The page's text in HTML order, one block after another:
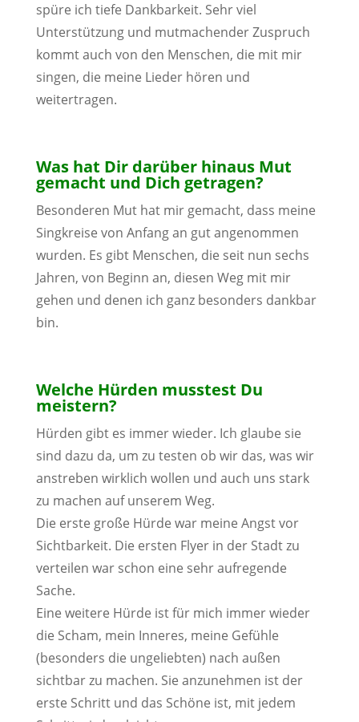
spüre ich tiefe Dankbarkeit. Sehr viel
Unterstützung und mutmachender Zuspruch
kommt auch von den Menschen, die mit mir
singen, die meine Lieder hören und
weitertragen.
Was hat Dir darüber hinaus Mut
gemacht und Dich getragen?
Besonderen Mut hat mir gemacht, dass meine
Singkreise von Anfang an gut angenommen
wurden. Es gibt Menschen, die seit nun sechs
Jahren, von Beginn an, diesen Weg mit mir
gehen und denen ich ganz besonders dankbar
bin.
Welche Hürden musstest Du
meistern?
Hürden gibt es immer wieder. Ich glaube sie
sind dazu da, um zu testen ob wir das, was wir
anstreben wirklich wollen und auch uns stark
zu machen auf unserem Weg.
Die erste große Hürde war meine Angst vor
Sichtbarkeit. Die ersten Flyer in der Stadt zu
verteilen war schon eine sehr aufregende
Sache.
Eine weitere Hürde ist für mich immer wieder
die Scham, mein Inneres, meine Gefühle
(besonders die ungeliebten) nach außen
sichtbar zu machen. Sie anzunehmen ist der
erste Schritt und das Schöne ist, mit jedem